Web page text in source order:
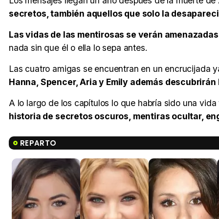
secretos, también aquellos que solo la
Las vidas de las mentirosas se verán
nada sin que él o ella lo sepa antes.
Las cuatro amigas se encuentran en un encrucijada
Hanna, Spencer, Aria y Emily además
A lo largo de los capítulos lo que habría sido una
historia de secretos oscuros, mentiras ocultar,
REPARTO